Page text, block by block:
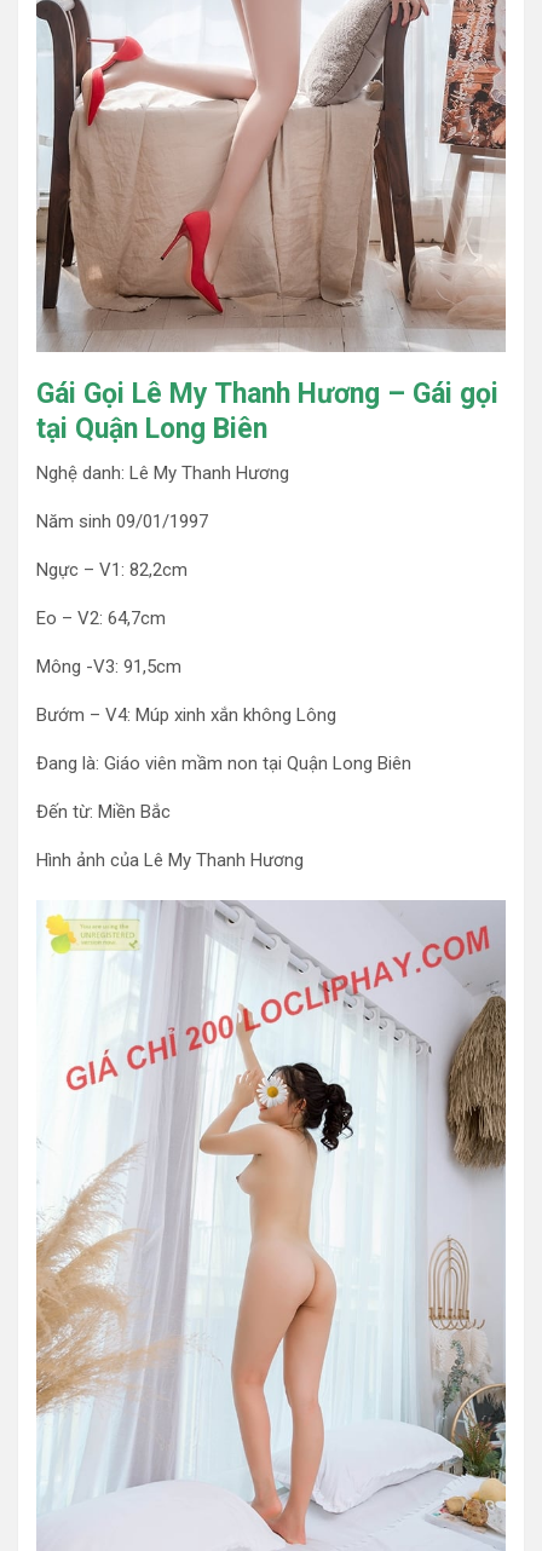
Gái Gọi Lê My Thanh Hương – Gái gọi
tại Quận Long Biên
Nghệ danh: Lê My Thanh Hương
Năm sinh 09/01/1997
Ngực – V1: 82,2cm
Eo – V2: 64,7cm
Mông -V3: 91,5cm
Bướm – V4: Múp xinh xắn không Lông
Đang là: Giáo viên mầm non tại Quận Long Biên
Đến từ: Miền Bắc
Hình ảnh của Lê My Thanh Hương